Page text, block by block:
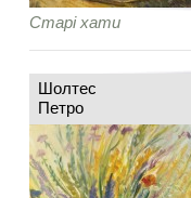
Старі хати
Шолтес
Петро